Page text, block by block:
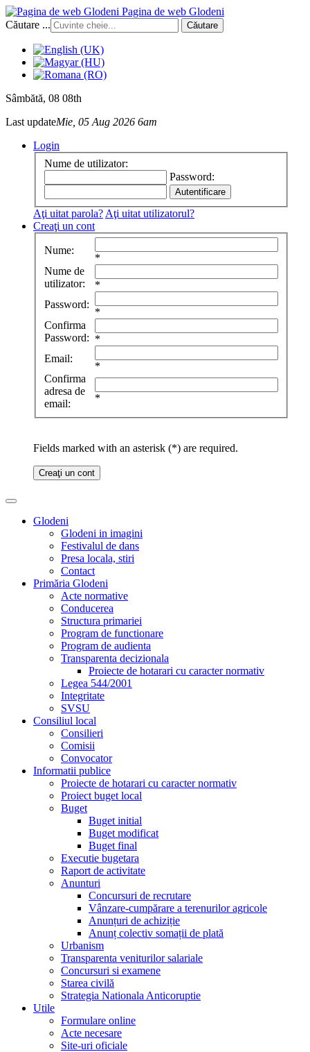
Pagina de web Glodeni
Căutare ...
Căutare
Sâmbătă, 08 08th
Last updateMie, 05 Aug 2026 6am
Login
Nume de utilizator:
Password:
Aţi uitat parola? Aţi uitat utilizatorul?
Creaţi un cont
Nume:
*
Nume de
utilizator:
*
Password:
*
Confirma
Password: *
Email:
*
Confirma
adresa de
email:
*
Fields marked with an asterisk (*) are required.
Creaţi un cont
Glodeni
Glodeni in imagini
Festivalul de dans
Presa locala, stiri
Contact
Primăria Glodeni
Acte normative
Conducerea
Structura primariei
Program de functionare
Program de audienta
Transparenta decizionala
Proiecte de hotarari cu caracter normativ
Legea 544/2001
Integritate
SVSU
Consiliul local
Consilieri
Comisii
Convocator
Informatii publice
Proiecte de hotarari cu caracter normativ
Proiect buget local
Buget
Buget initial
Buget modificat
Buget final
Executie bugetara
Raport de activitate
Anunturi
Concursuri de recrutare
Vânzare-cumpărare a terenurilor agricole
Anunțuri de achiziție
Anunț colectiv somații de plată
Urbanism
Transparenta veniturilor salariale
Concursuri si examene
Starea civilă
Strategia Nationala Anticoruptie
Utile
Formulare online
Acte necesare
Site-uri oficiale